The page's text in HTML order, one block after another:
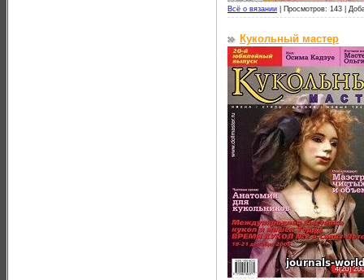
Всё о вязании Просмотров: 143 |
Кукольный мастер